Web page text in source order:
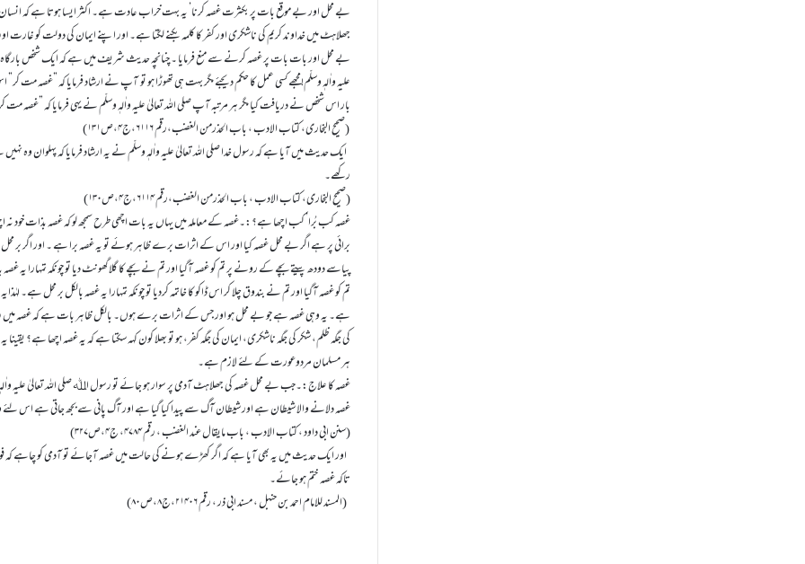
بے محل اور بے موقع بات پر بکثرت غصہ کرنا’ یہ بہت خراب عادت ہے۔ اکثر ایسا ہوتا ہے کہ
جھلاہٹ میں خداوند کریم کی ناشکری اور کفر کا کلمہ بکنے لگتا ہے۔ اور اپنے ایمان کی دولت کو غارت
بے محل اور بات بات پر غصہ کرنے سے منع فرمایا ۔ چنانچہ حدیث شریف میں ہے کہ ایک شخص بارگاہ
علیہ واٰلہٖ وسلّم!مجھے کسی عمل کا حکم دیجئے مگر بہت ہی تھوڑا ہو تو آپ نے ارشاد فرمایا کہ ”غصہ مت
بار اس شخص نے دریافت کیا مگر ہر مرتبہ آپ صلی اللہ تعالیٰ علیہ واٰلہٖ وسلّم نے یہی فرمایا کہ
(صحیح البخاری، کتاب الادب ، باب الحذرمن الغضب،رقم ۶۱۱۶،ج۴،ص۱۳۱)
ایک حدیث میں آیا ہے کہ رسول خدا صلی اللہ تعالیٰ علیہ واٰلہٖ وسلّم نے یہ ارشاد فرمایا کہ پہلوان وہ
رکھے۔
(صحیح البخاری، کتاب الادب ، باب الحذرمن الغضب،رقم ۶۱۱۴،ج۴،ص۱۳۰)
غصہ کب بُرا’ کب اچھا ہے؟:۔غصہ کے معاملہ میں یہاں یہ بات اچھی طرح سمجھ لو کہ غصہ بذات خود نہ اچھا
برائی پر ہے اگر بے محل غصہ کیا اور اس کے اثرات برے ظاہر ہوئے تو یہ غصہ برا ہے ۔ اور اگر بر
پیاسے دودھ پیتے بچے کے رونے پر تم کو غصہ آگیا اور تم نے بچے کا گلا گھونٹ دیا تو چونکہ تمہارا
تم کو غصہ آگیا اور تم نے بندوق چلا کر اس ڈاکو کا خاتمہ کردیا تو چونکہ تمہارا یہ غصہ بالکل بر محل
ہے۔ یہ وہی غصہ ہے جو بے محل ہو اور جس کے اثرات برے ہوں۔ بالکل ظاہر بات ہے کہ غصہ میں
کی جگہ ظلم، شکر کی جگہ ناشکری، ایمان کی جگہ کفر، ہو تو بھلا کون کہہ سکتا ہے کہ یہ غصہ اچھا
ہر مسلمان مردوعورت کے لئے لازم ہے۔
غصہ کا علاج:۔جب بے محل غصہ کی جھلاہٹ آدمی پر سوار ہو جائے تو رسول اﷲ صلی اللہ تعالیٰ علیہ
غصہ دلانے والا شیطان ہے اور شیطان آگ سے پیدا کیا گیا ہے اور آگ پانی سے بجھ جاتی ہے اس لئے
(سنن ابی داود ، کتاب الادب ، باب مایقال عند الغضب ، رقم ۴۷۸۴، ج۴،ص۳۲۷)
اور ایک حدیث میں یہ بھی آیا ہے کہ اگر کھڑے ہونے کی حالت میں غصہ آجائے تو آدمی کو چاہے کہ
تاکہ غصہ ختم ہو جائے۔
(المسند للامام احمد بن حنبل ، مسند ابی ذر ، رقم ۲۱۴۰۶،ج۸،ص۸۰)